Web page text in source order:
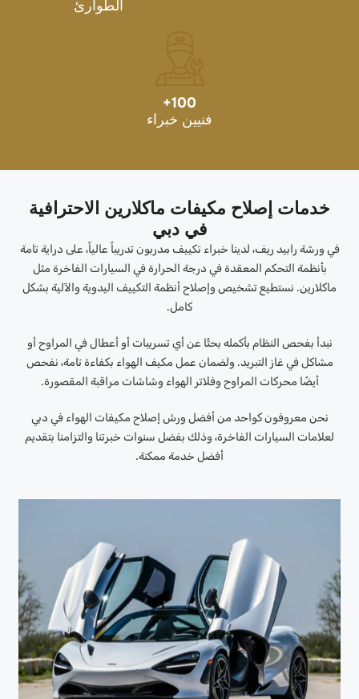
الطوارئ
100
+
فنيين خبراء
خدمات إصلاح مكيفات ماكلارين الاحترافية
في دبي
في ورشة رابيد ريف، لدينا خبراء تكييف مدربون تدريباً عالياً، على دراية تامة
بأنظمة التحكم المعقدة في درجة الحرارة في السيارات الفاخرة مثل
ماكلارين. نستطيع تشخيص وإصلاح أنظمة التكييف اليدوية والآلية بشكل
كامل.
نبدأ بفحص النظام بأكمله بحثًا عن أي تسريبات أو أعطال في المراوح أو
مشاكل في غاز التبريد. ولضمان عمل مكيف الهواء بكفاءة تامة، نفحص
أيضًا محركات المراوح وفلاتر الهواء وشاشات مراقبة المقصورة.
نحن معروفون كواحد من أفضل ورش إصلاح مكيفات الهواء في دبي
لعلامات السيارات الفاخرة، وذلك بفضل سنوات خبرتنا والتزامنا بتقديم
أفضل خدمة ممكنة.